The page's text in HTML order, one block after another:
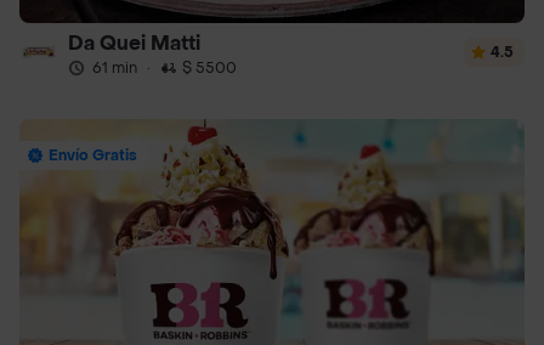
Da Quei Matti
61 min · $ 5500
4.5
Envío Gratis